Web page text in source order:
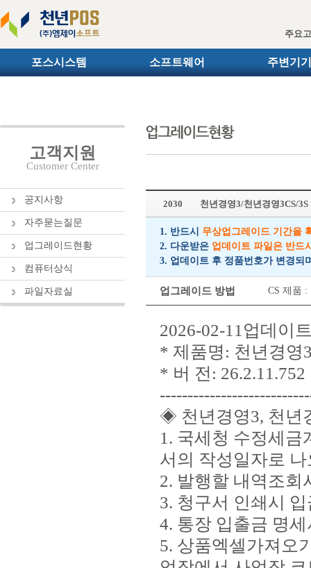
주요
포스시스템 소프트웨어 주변기기
고객지원
Customer Center
공지사항
자주묻는질문
업그레이드현황
컴퓨터상식
파일자료실
2030 천년경영3/천년경영3CS/
1. 반드시 무상업그레이드 기간을
2. 다운받은 업데이트 파일은 반드
3. 업데이트 후 정품번호가 변경되
업그레이드 방법 CS 제품
2026-02-11업데이
* 제품명: 천년경영
* 버 전: 26.2.11.752
◈ 천년경영3, 천년
1. 국세청 수정세
서의 작성일자로
2. 발행할 내역조회
3. 청구서 인쇄시
4. 통장 입출금 명
5. 상품엑셀가져오